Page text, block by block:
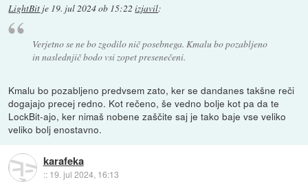
LightBit je 19. jul 2024 ob 15:22 izjavil:
Verjetno se ne bo zgodilo nič posebnega. Kmalu bo pozabljeno
in naslednjič bodo vsi zopet presenečeni.
Kmalu bo pozabljeno predvsem zato, ker se dandanes takšne reči
dogajajo precej redno. Kot rečeno, še vedno bolje kot pa da te
LockBit-ajo, ker nimaš nobene zaščite saj je tako baje vse veliko
veliko bolj enostavno.
karafeka
:: 19. jul 2024, 16:13